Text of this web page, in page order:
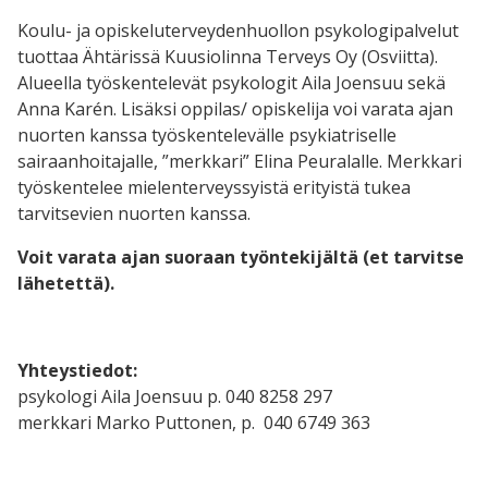
Koulu- ja opiskeluterveydenhuollon psykologipalvelut
tuottaa Ähtärissä Kuusiolinna Terveys Oy (Osviitta).
Alueella työskentelevät psykologit Aila Joensuu sekä
Anna Karén. Lisäksi oppilas/ opiskelija voi varata ajan
nuorten kanssa työskentelevälle psykiatriselle
sairaanhoitajalle, ”merkkari” Elina Peuralalle. Merkkari
työskentelee mielenterveyssyistä erityistä tukea
tarvitsevien nuorten kanssa.
Voit varata ajan suoraan työntekijältä (et tarvitse
lähetettä).
Yhteystiedot:
psykologi Aila Joensuu p. 040 8258 297
merkkari Marko Puttonen, p. 040 6749 363